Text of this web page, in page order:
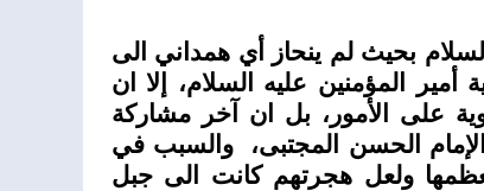
بحيث لم ينحاز أي همداني الى
المؤمنين عليه السلام، إلا ان
على الأمور، بل ان آخر مشاركة
الحسن المجتبى، والسبب في
ولعل هجرتهم كانت الى جبل